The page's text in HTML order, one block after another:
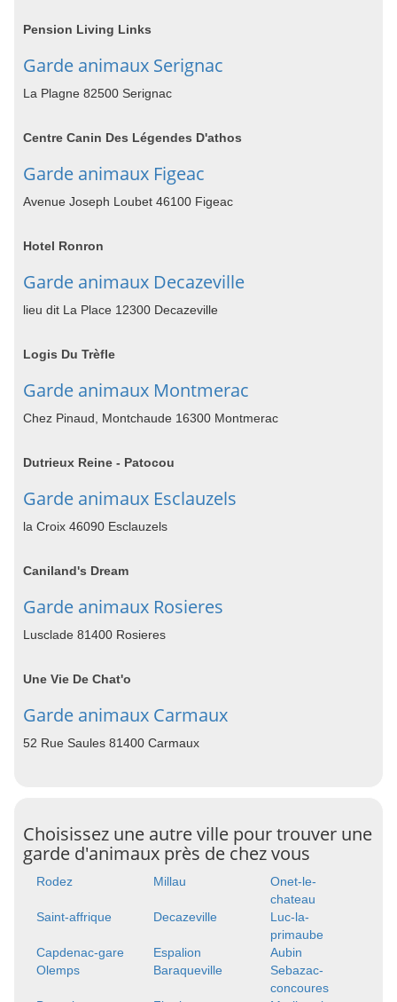
Pension Living Links
Garde animaux Serignac
La Plagne 82500 Serignac
Centre Canin Des Légendes D'athos
Garde animaux Figeac
Avenue Joseph Loubet 46100 Figeac
Hotel Ronron
Garde animaux Decazeville
lieu dit La Place 12300 Decazeville
Logis Du Trèfle
Garde animaux Montmerac
Chez Pinaud, Montchaude 16300 Montmerac
Dutrieux Reine - Patocou
Garde animaux Esclauzels
la Croix 46090 Esclauzels
Caniland's Dream
Garde animaux Rosieres
Lusclade 81400 Rosieres
Une Vie De Chat'o
Garde animaux Carmaux
52 Rue Saules 81400 Carmaux
Choisissez une autre ville pour trouver une
garde d'animaux près de chez vous
Rodez Millau
Onet-le-
chateau
Saint-affrique
Decazeville
Luc-la-
primaube
Capdenac-gare
Espalion
Aubin
Olemps
Baraqueville
Sebazac-
concoures